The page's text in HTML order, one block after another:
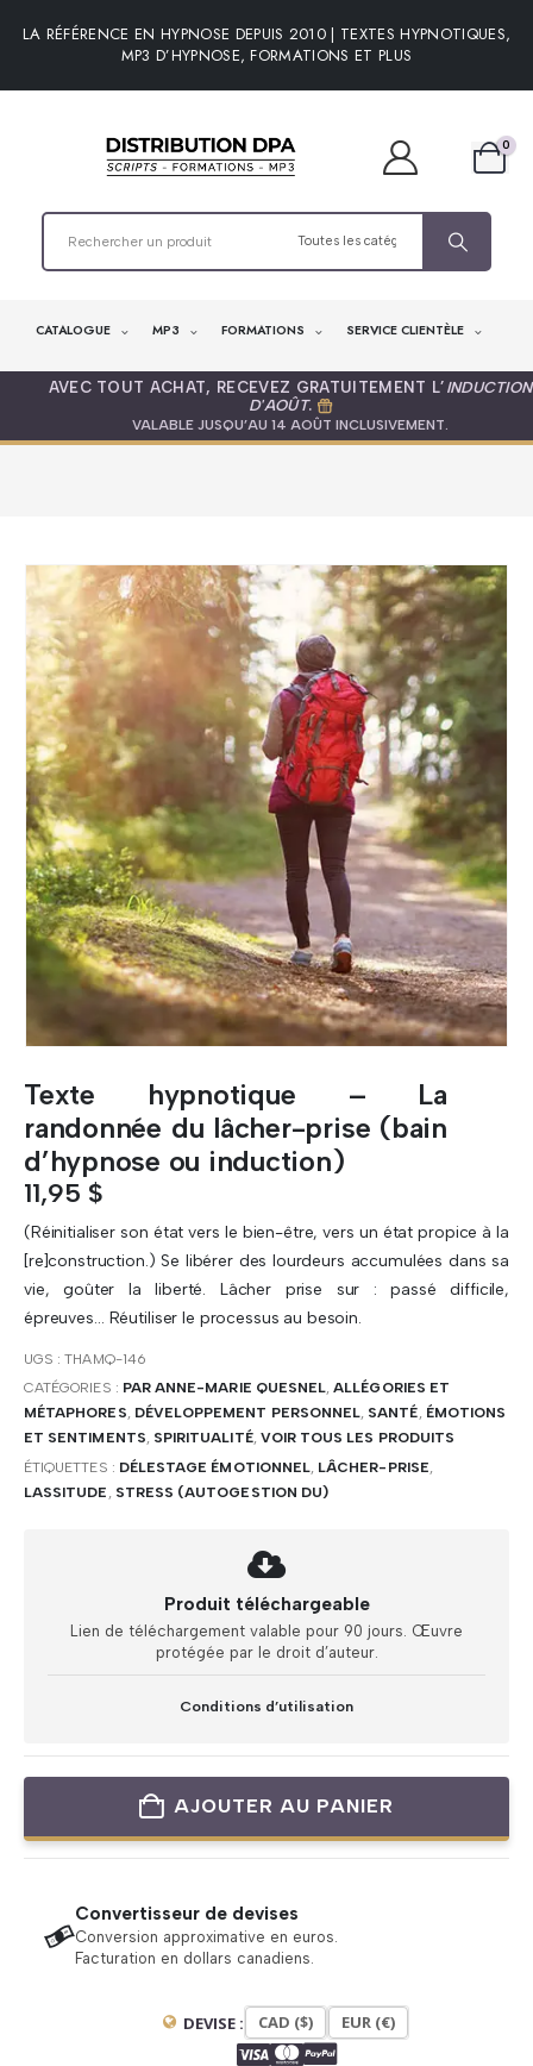
LA RÉFÉRENCE EN HYPNOSE DEPUIS 2010 | TEXTES HYPNOTIQUES,
MP3 D’HYPNOSE, FORMATIONS ET PLUS
0
CATALOGUE MP3 FORMATIONS SERVICE CLIENTÈLE
AVEC TOUT ACHAT, RECEVEZ GRATUITEMENT L’ INDUCTION
D'AOÛT.
VALABLE JUSQU’AU 14 AOÛT INCLUSIVEMENT.
Texte hypnotique – La
randonnée du lâcher-prise (bain
d’hypnose ou induction)
11,95 $
(Réinitialiser son état vers le bien-être, vers un état propice à la
[re]construction.) Se libérer des lourdeurs accumulées dans sa
vie, goûter la liberté. Lâcher prise sur : passé difficile,
épreuves… Réutiliser le processus au besoin.
UGS :THAMQ-146
CATÉGORIES : PAR ANNE-MARIE QUESNEL,ALLÉGORIES ET
MÉTAPHORES, DÉVELOPPEMENT PERSONNEL, SANTÉ, ÉMOTIONS
ET SENTIMENTS, SPIRITUALITÉ, VOIR TOUS LES PRODUITS
ÉTIQUETTES : DÉLESTAGE ÉMOTIONNEL, LÂCHER-PRISE
LASSITUDE
STRESS (AUTOGESTION DU)
Produit téléchargeable
Lien de téléchargement valable pour 90 jours. Œuvre
protégée par le droit d’auteur.
Conditions d’utilisation
AJOUTER AU PANIER
Convertisseur de devises
Conversion approximative en euros.
Facturation en dollars canadiens.
DEVISE : CAD ($) EUR (€)